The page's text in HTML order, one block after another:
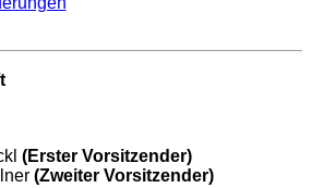
(Erster Vorsitzender)
(Zweiter Vorsitzender)